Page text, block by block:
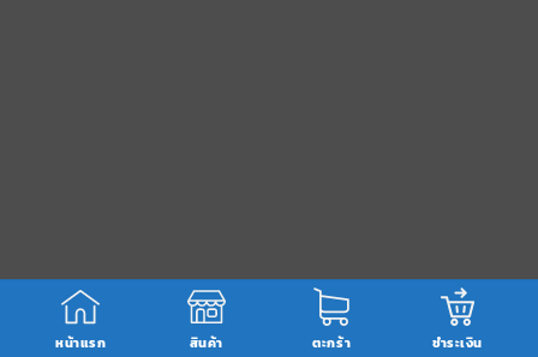
หน้าแรก สินค้า ตะกร้า ชำระเงิน